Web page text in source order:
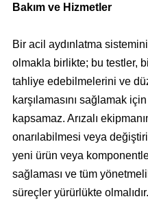
Bakım ve Hizmetler
Bir acil aydınlatma
olmakla birlikte; bu testler,
tahliye edebilmelerini ve
karşılamasını sağlamak
kapsamaz. Arızalı
onarılabilmesi veya
yeni ürün veya
sağlaması ve tüm
süreçler yürürlükte olmalıdır.